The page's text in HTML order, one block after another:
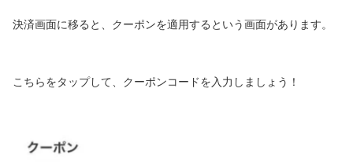
決済画面に移ると、クーポンを適用するという画面があります。
こちらをタップして、クーポンコードを入力しましょう！